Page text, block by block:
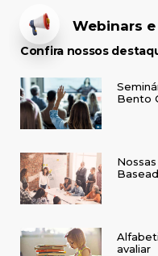
Webinars
Confira nossos
Bento
avaliar